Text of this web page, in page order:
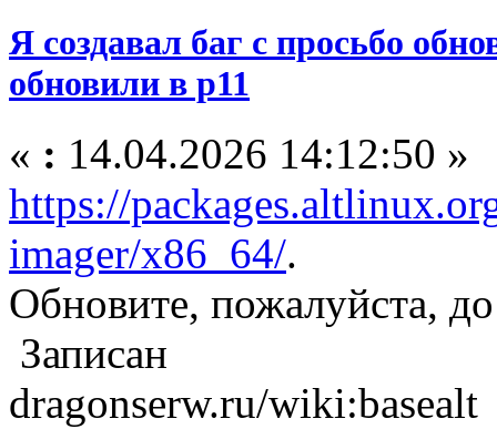
Я создавал баг с просьбо
обновили в p11
« : 14.04.2026 14:12:50 »
https://
imager/x86_64/.
Обновите, пожалуйста,
Записан
dragonserw.ru/wiki:basealt